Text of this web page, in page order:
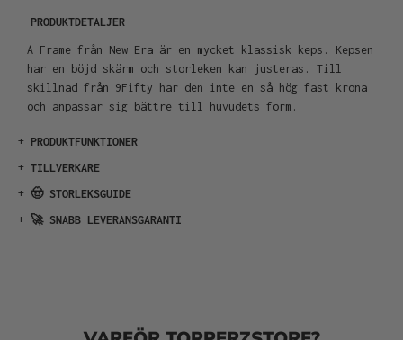
- PRODUKTDETALJER
A Frame från New Era är en mycket klassisk keps. Kepsen
har en böjd skärm och storleken kan justeras. Till
skillnad från 9Fifty har den inte en så hög fast krona
och anpassar sig bättre till huvudets form.
+ PRODUKTFUNKTIONER
+ TILLVERKARE
+ 🤠 STORLEKSGUIDE
+ 🚀 SNABB LEVERANSGARANTI